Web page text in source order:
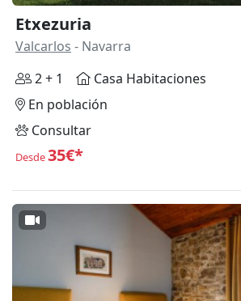
Etxezuria
Valcarlos - Navarra
2 + 1
Casa Habitaciones
En población
Consultar
Desde35€*